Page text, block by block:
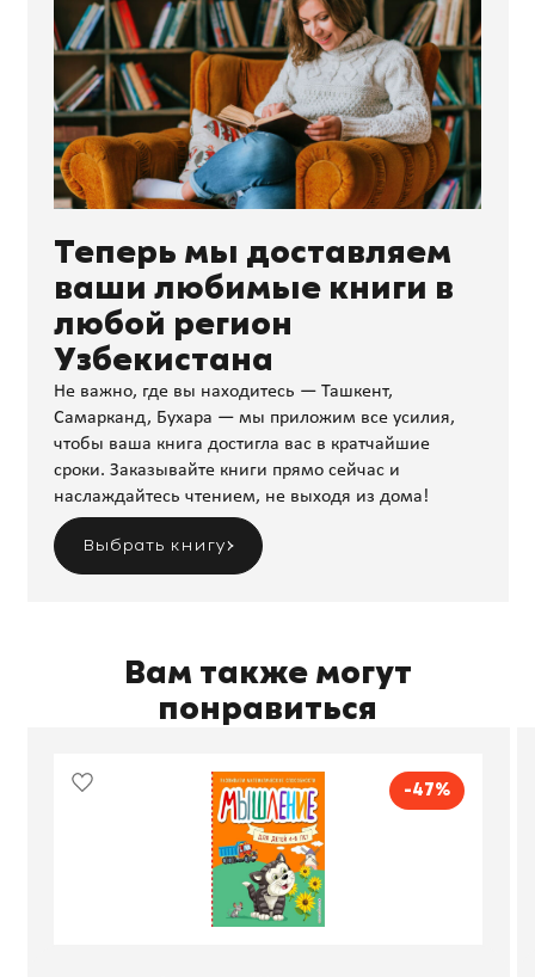
Теперь мы доставляем
ваши любимые книги в
любой регион
Узбекистана
Не важно, где вы находитесь — Ташкент,
Самарканд, Бухара — мы приложим все усилия,
чтобы ваша книга достигла вас в кратчайшие
сроки. Заказывайте книги прямо сейчас и
наслаждайтесь чтением, не выходя из дома!
Выбрать книгу
Вам также могут
понравиться
-47%